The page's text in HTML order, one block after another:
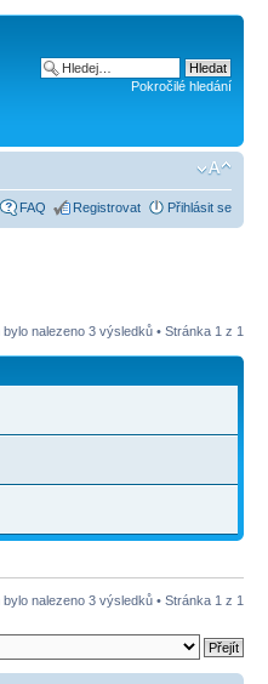
Pokročilé hledání
FAQ Registrovat Přihlásit se
nalezeno 3 výsledků • Stránka 1 z 1
nalezeno 3 výsledků • Stránka 1 z 1